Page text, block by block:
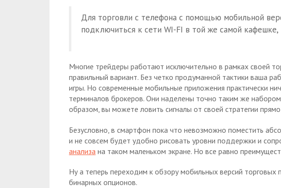
Для торговли с телефона с помощью мобильной
подключиться к сети WI-FI в той же самой кафешке,
Многие трейдеры работают исключительно в рамках своей
правильный вариант. Без четко продуманной тактики ваша
игры. Но современные мобильные приложения практически
терминалов брокеров. Они наделены точно таким же
образом, вы можете ловить сигналы от своей стратегии
Безусловно, в смартфон пока что невозможно поместить
и не совсем будет удобно рисовать уровни поддержки и
анализа на таком маленьком экране. Но все равно
Ну а теперь переходим к обзору мобильных версий
бинарных опционов.